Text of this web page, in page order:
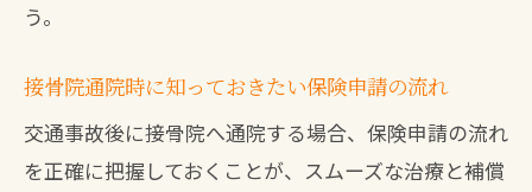
う。
接骨院通院時に知っておきたい保険申請の流れ
交通事故後に接骨院へ通院する場合、保険申請の流れ
を正確に把握しておくことが、スムーズな治療と補償